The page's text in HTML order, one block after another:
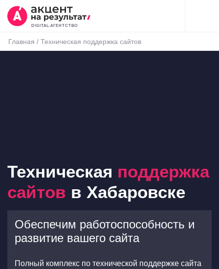
DIGITAL-АГЕНТСТВО
Главная / Техническая поддержка сайтов
Техническая поддержка
сайтов в Хабаровске
Обеспечим работоспособность и
развитие вашего сайта
Полный комплекс по технической поддержке сайта